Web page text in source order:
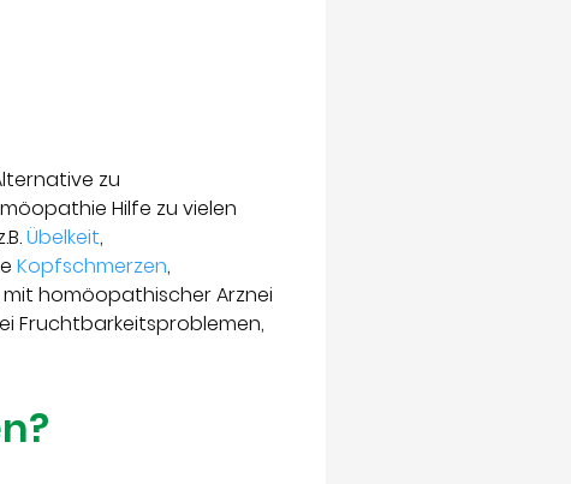
zu
Hilfe zu vielen
Übelkeit,
Kopfschmerzen,
mit homöopathischer Arznei
Fruchtbarkeitsproblemen,